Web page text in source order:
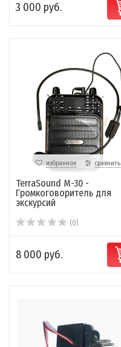
3 000 руб.
избранное сравнить
TerraSound M-30 -
Громкоговоритель для
экскурсий
(0)
8 000 руб.